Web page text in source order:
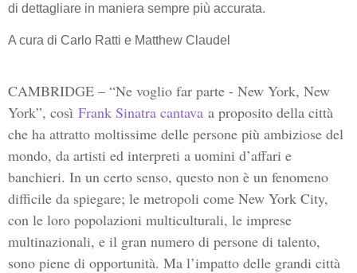
di dettagliare in maniera sempre più accurata.
A cura di Carlo Ratti e Matthew Claudel
CAMBRIDGE – “Ne voglio far parte - New York, New
York”, così Frank Sinatra cantava a proposito della città
che ha attratto moltissime delle persone più ambiziose del
mondo, da artisti ed interpreti a uomini d’affari e
banchieri. In un certo senso, questo non è un fenomeno
difficile da spiegare; le metropoli come New York City,
con le loro popolazioni multiculturali, le imprese
multinazionali, e il gran numero di persone di talento,
sono piene di opportunità. Ma l’impatto delle grandi città